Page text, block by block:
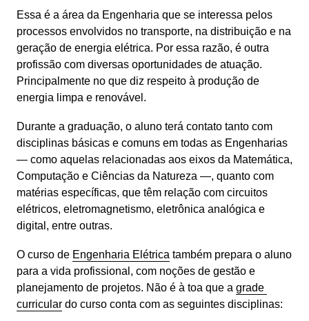
Essa é a área da Engenharia que se interessa pelos
processos envolvidos no transporte, na distribuição e na
geração de energia elétrica. Por essa razão, é outra
profissão com diversas oportunidades de atuação.
Principalmente no que diz respeito à produção de
energia limpa e renovável.
Durante a graduação, o aluno terá contato tanto com
disciplinas básicas e comuns em todas as Engenharias
— como aquelas relacionadas aos eixos da Matemática,
Computação e Ciências da Natureza —, quanto com
matérias específicas, que têm relação com circuitos
elétricos, eletromagnetismo, eletrônica analógica e
digital, entre outras.
O curso de Engenharia Elétrica também prepara o aluno
para a vida profissional, com noções de gestão e
planejamento de projetos. Não é à toa que a grade
curricular do curso conta com as seguintes disciplinas: